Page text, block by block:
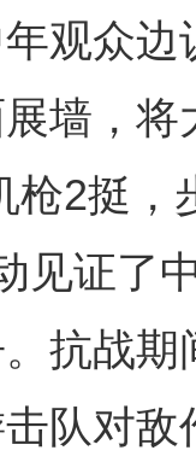
观众边
墙，
枪2挺
见证了
抗战
队对